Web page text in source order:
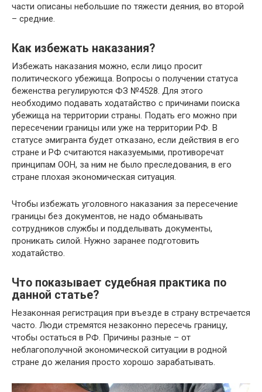
части описаны небольшие по тяжести деяния, во второй
– средние.
Как избежать наказания?
Избежать наказания можно, если лицо просит
политического убежища. Вопросы о получении статуса
беженства регулируются ФЗ №4528. Для этого
необходимо подавать ходатайство с причинами поиска
убежища на территории страны. Подать его можно при
пересечении границы или уже на территории РФ. В
статусе эмигранта будет отказано, если действия в его
стране и РФ считаются наказуемыми, противоречат
принципам ООН, за ним не было преследования, в его
стране плохая экономическая ситуация.
Чтобы избежать уголовного наказания за пересечение
границы без документов, не надо обманывать
сотрудников службы и подделывать документы,
проникать силой. Нужно заранее подготовить
ходатайство.
Что показывает судебная практика по
данной статье?
Незаконная регистрация при въезде в страну встречается
часто. Люди стремятся незаконно пересечь границу,
чтобы остаться в РФ. Причины разные – от
неблагополучной экономической ситуации в родной
стране до желания просто хорошо зарабатывать.